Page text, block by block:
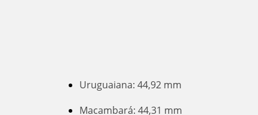
Uruguaiana: 44,92 mm
Macambará: 44,31 mm